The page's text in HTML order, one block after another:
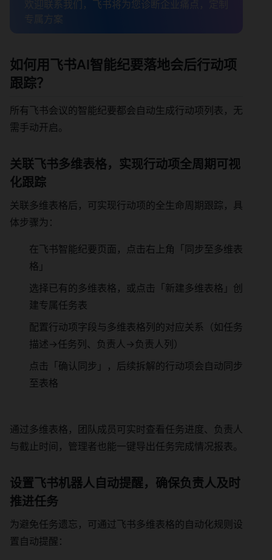
欢迎联系我们，飞书将为您诊断企业痛点，定制
专属方案
如何用飞书AI智能纪要落地会后行动项
跟踪？
所有飞书会议的智能纪要都会自动生成行动项列表，无
需手动开启。
关联飞书多维表格，实现行动项全周期可视
化跟踪
关联多维表格后，可实现行动项的全生命周期跟踪，具
体步骤为：
在飞书智能纪要页面，点击右上角「同步至多维表
格」
选择已有的多维表格，或点击「新建多维表格」创
建专属任务表
配置行动项字段与多维表格列的对应关系（如任务
描述→任务列、负责人→负责人列）
点击「确认同步」，后续拆解的行动项会自动同步
至表格
通过多维表格，团队成员可实时查看任务进度、负责人
与截止时间，管理者也能一键导出任务完成情况报表。
设置飞书机器人自动提醒，确保负责人及时
推进任务
为避免任务遗忘，可通过飞书多维表格的自动化规则设
置自动提醒：